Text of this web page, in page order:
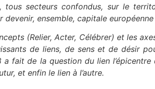
tous secteurs confondus, sur le
ensemble, capitale
(Relier, Acter, Célébrer) et les
de liens, de sens et de désir
fait de la question du lien
et enfin le lien à l’autre.